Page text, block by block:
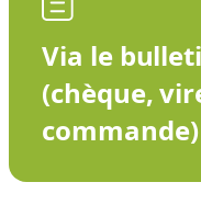
Via le
(chèque,
commande)